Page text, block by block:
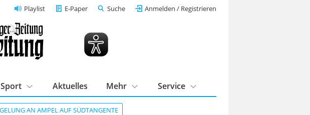
Playlist E-Paper Suche Anmelden / Registrieren
AN AMPEL AUF SÜDTANGENTE
Sport Aktuelles Mehr Service